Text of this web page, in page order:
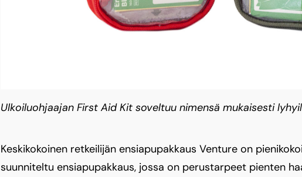
Ulkoiluohjaajan First Aid Kit soveltuu nimensä mukaisesti
Keskikokoinen retkeilijän ensiapupakkaus Venture on
suunniteltu ensiapupakkaus, jossa on perustarpeet pienten